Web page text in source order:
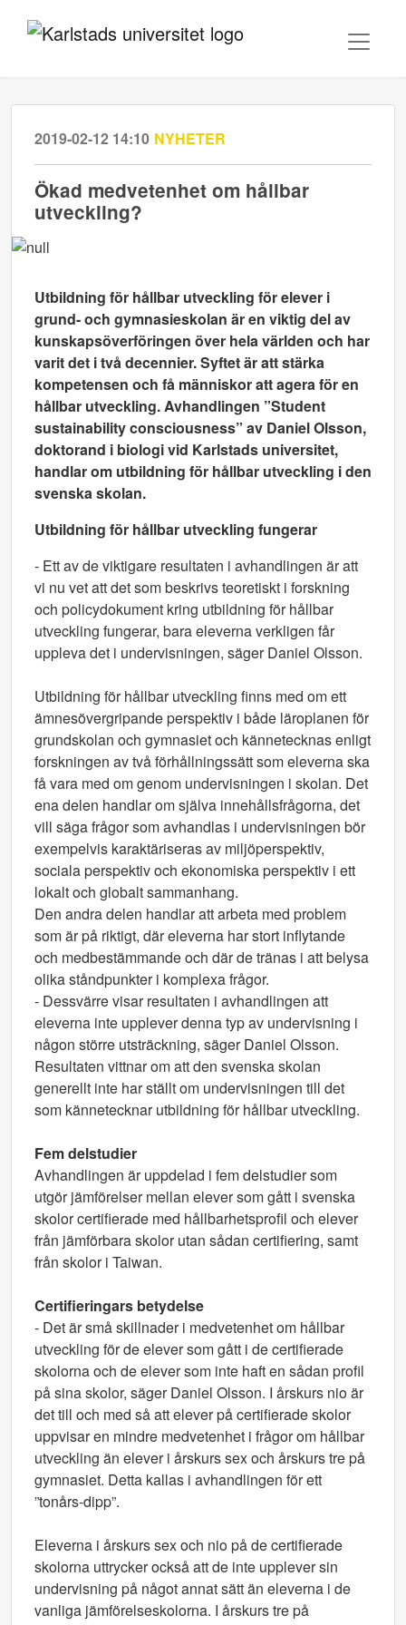
2019-02-12 14:10 NYHETER
Ökad medvetenhet om hållbar
utveckling?
Utbildning för hållbar utveckling för elever i
grund- och gymnasieskolan är en viktig del av
kunskapsöverföringen över hela världen och har
varit det i två decennier. Syftet är att stärka
kompetensen och få människor att agera för en
hållbar utveckling. Avhandlingen ”Student
sustainability consciousness” av Daniel Olsson,
doktorand i biologi vid Karlstads universitet,
handlar om utbildning för hållbar utveckling i den
svenska skolan.
Utbildning för hållbar utveckling fungerar
- Ett av de viktigare resultaten i avhandlingen är att
vi nu vet att det som beskrivs teoretiskt i forskning
och policydokument kring utbildning för hållbar
utveckling fungerar, bara eleverna verkligen får
uppleva det i undervisningen, säger Daniel Olsson.
Utbildning för hållbar utveckling finns med om ett
ämnesövergripande perspektiv i både läroplanen för
grundskolan och gymnasiet och kännetecknas enligt
forskningen av två förhållningssätt som eleverna ska
få vara med om genom undervisningen i skolan. Det
ena delen handlar om själva innehållsfrågorna, det
vill säga frågor som avhandlas i undervisningen bör
exempelvis karaktäriseras av miljöperspektiv,
sociala perspektiv och ekonomiska perspektiv i ett
lokalt och globalt sammanhang.
Den andra delen handlar att arbeta med problem
som är på riktigt, där eleverna har stort inflytande
och medbestämmande och där de tränas i att belysa
olika ståndpunkter i komplexa frågor.
- Dessvärre visar resultaten i avhandlingen att
eleverna inte upplever denna typ av undervisning i
någon större utsträckning, säger Daniel Olsson.
Resultaten vittnar om att den svenska skolan
generellt inte har ställt om undervisningen till det
som kännetecknar utbildning för hållbar utveckling.
Fem delstudier
Avhandlingen är uppdelad i fem delstudier som
utgör jämförelser mellan elever som gått i svenska
skolor certifierade med hållbarhetsprofil och elever
från jämförbara skolor utan sådan certifiering, samt
från skolor i Taiwan.
Certifieringars betydelse
- Det är små skillnader i medvetenhet om hållbar
utveckling för de elever som gått i de certifierade
skolorna och de elever som inte haft en sådan profil
på sina skolor, säger Daniel Olsson. I årskurs nio är
det till och med så att elever på certifierade skolor
uppvisar en mindre medvetenhet i frågor om hållbar
utveckling än elever i årskurs sex och årskurs tre på
gymnasiet. Detta kallas i avhandlingen för ett
”tonårs-dipp”.
Eleverna i årskurs sex och nio på de certifierade
skolorna uttrycker också att de inte upplever sin
undervisning på något annat sätt än eleverna i de
vanliga jämförelseskolorna. I årskurs tre på